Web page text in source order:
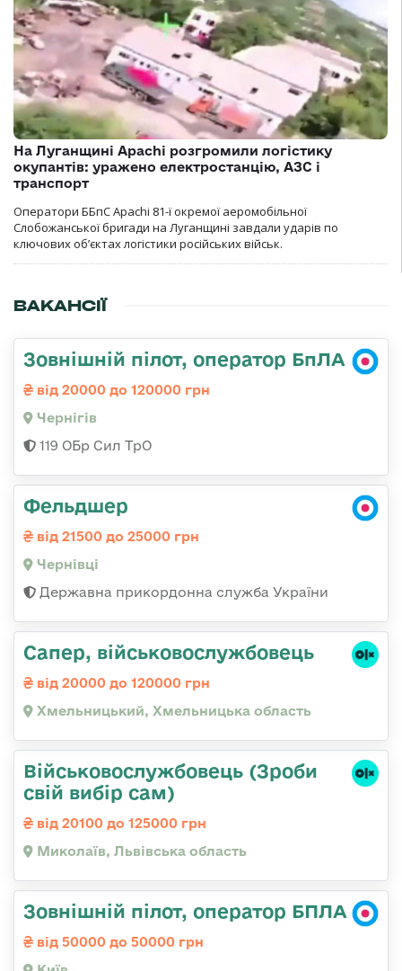
На Луганщині Apachi розгромили логістику
окупантів: уражено електростанцію, АЗС і
транспорт
Оператори ББпС Apachi 81-ї окремої аеромобільної
Слобожанської бригади на Луганщині завдали ударів по
ключових об’єктах логістики російських військ.
ВАКАНСІЇ
Зовнішній пілот, оператор БпЛА
від 20000 до 120000 грн
Чернігів
119 ОБр Сил ТрО
Фельдшер
від 21500 до 25000 грн
Чернівці
Державна прикордонна служба України
Сапер, військовослужбовець
від 20000 до 120000 грн
Хмельницький, Хмельницька область
Військовослужбовець (Зроби
свій вибір сам)
від 20100 до 125000 грн
Миколаїв, Львівська область
Зовнішній пілот, оператор БПЛА
від 50000 до 50000 грн